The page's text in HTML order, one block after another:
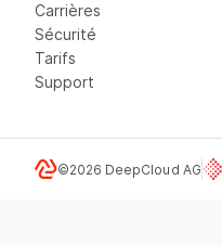
Carrières
Sécurité
Tarifs
Support
©2026 DeepCloud AG